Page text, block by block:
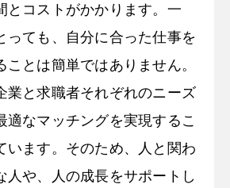
とコストがかかります。一
っても、自分に合った仕事を
ことは簡単ではありません。
業と求職者それぞれのニーズ
適なマッチングを実現するこ
います。そのため、人と関わ
人や、人の成長をサポートし